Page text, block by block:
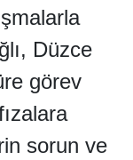
Düzce
görev
sorun ve